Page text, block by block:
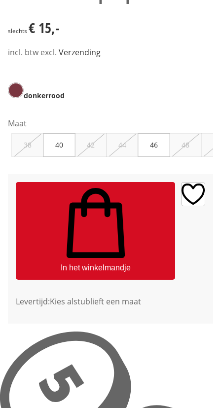
slechts € 15,-
incl. btw excl. Verzending
donkerrood
Maat
38 40 42 44 46 48
In het winkelmandje
Levertijd:Kies alstublieft een maat